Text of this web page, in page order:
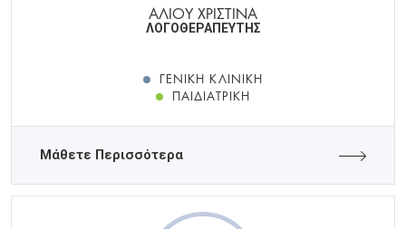
ΑΛΙΟΥ ΧΡΙΣΤΙΝΑ
ΛΟΓΟΘΕΡΑΠΕΥΤΗΣ
ΓΕΝΙΚΉ ΚΛΙΝΙΚΉ
ΠΑΙΔΙΑΤΡΙΚΉ
Μάθετε Περισσότερα